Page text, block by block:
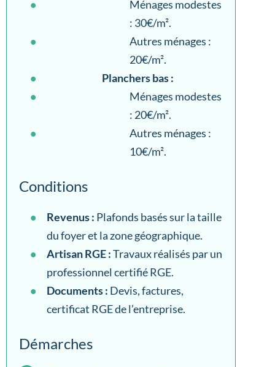
Ménages modestes
: 30€/m².
Autres ménages :
20€/m².
Planchers bas :
Ménages modestes
: 20€/m².
Autres ménages :
10€/m².
Conditions
Revenus : Plafonds basés sur la taille
du foyer et la zone géographique.
Artisan RGE :Travaux réalisés par un
professionnel certifié RGE.
Documents : Devis, factures,
certificat RGE de l’entreprise.
Démarches